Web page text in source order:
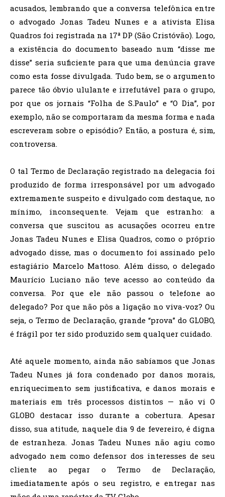
acusados, lembrando que a conversa telefônica entre
o advogado Jonas Tadeu Nunes e a ativista Elisa
Quadros foi registrada na 17ª DP (São Cristóvão). Logo,
a existência do documento baseado num “disse me
disse” seria suficiente para que uma denúncia grave
como esta fosse divulgada. Tudo bem, se o argumento
parece tão óbvio ululante e irrefutável para o grupo,
por que os jornais “Folha de S.Paulo” e “O Dia”, por
exemplo, não se comportaram da mesma forma e nada
escreveram sobre o episódio? Então, a postura é, sim,
controversa.
O tal Termo de Declaração registrado na delegacia foi
produzido de forma irresponsável por um advogado
extremamente suspeito e divulgado com destaque, no
mínimo, inconsequente. Vejam que estranho: a
conversa que suscitou as acusações ocorreu entre
Jonas Tadeu Nunes e Elisa Quadros, como o próprio
advogado disse, mas o documento foi assinado pelo
estagiário Marcelo Mattoso. Além disso, o delegado
Maurício Luciano não teve acesso ao conteúdo da
conversa. Por que ele não passou o telefone ao
delegado? Por que não pôs a ligação no viva-voz? Ou
seja, o Termo de Declaração, grande “prova” do GLOBO,
é frágil por ter sido produzido sem qualquer cuidado.
Até aquele momento, ainda não sabíamos que Jonas
Tadeu Nunes já fora condenado por danos morais,
enriquecimento sem justificativa, e danos morais e
materiais em três processos distintos — não vi O
GLOBO destacar isso durante a cobertura. Apesar
disso, sua atitude, naquele dia 9 de fevereiro, é digna
de estranheza. Jonas Tadeu Nunes não agiu como
advogado nem como defensor dos interesses de seu
cliente ao pegar o Termo de Declaração,
imediatamente após o seu registro, e entregar nas